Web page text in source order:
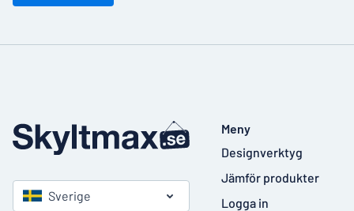
Sverige
Meny
Designverktyg
Jämför produkter
Logga in